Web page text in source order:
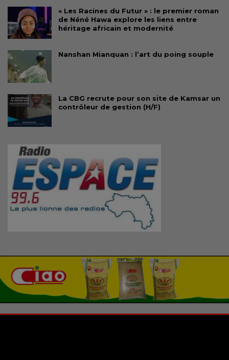
« Les Racines du Futur » : le premier roman
de Néné Hawa explore les liens entre
héritage africain et modernité
Nanshan Mianquan : l’art du poing souple
La CBG recrute pour son site de Kamsar un
contrôleur de gestion (H/F)